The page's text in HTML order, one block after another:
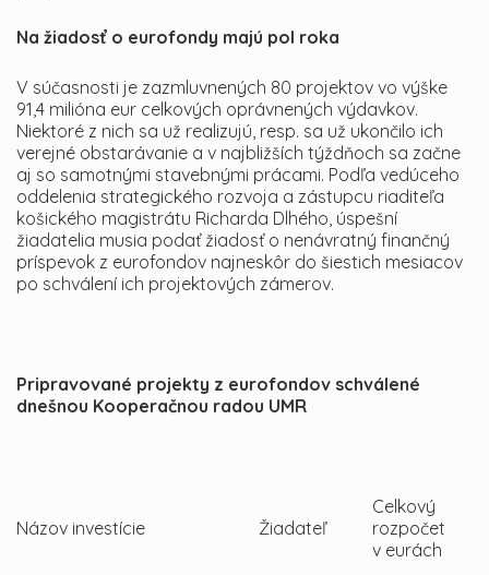
Na žiadosť o eurofondy majú pol roka
V súčasnosti je zazmluvnených 80 projektov vo výške
91,4 milióna eur celkových oprávnených výdavkov.
Niektoré z nich sa už realizujú, resp. sa už ukončilo ich
verejné obstarávanie a v najbližších týždňoch sa začne
aj so samotnými stavebnými prácami. Podľa vedúceho
oddelenia strategického rozvoja a zástupcu riaditeľa
košického magistrátu Richarda Dlhého, úspešní
žiadatelia musia podať žiadosť o nenávratný finančný
príspevok z eurofondov najneskôr do šiestich mesiacov
po schválení ich projektových zámerov.
Pripravované projekty z eurofondov schválené
dnešnou Kooperačnou radou UMR
Názov investície Žiadateľ
Celkový
rozpočet
v eurách